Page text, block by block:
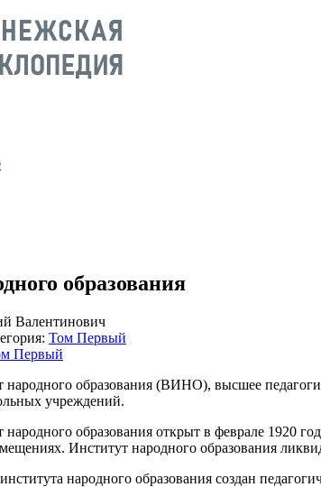
образования
Валентинович
Том Первый
Первый
образования (ВИНО), высшее
учреждений.
образования открыт в феврале 1920
Институт народного образования
народного образования создан